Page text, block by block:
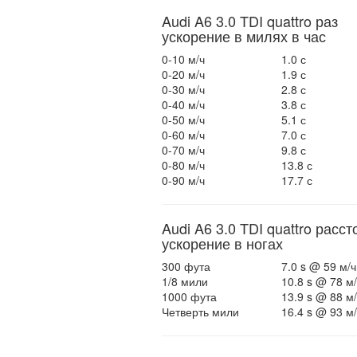
Audi A6 3.0 TDI quattro раз
ускорение в милях в час
0-10 м/ч
1.0 с
0-20 м/ч
1.9 с
0-30 м/ч
2.8 с
0-40 м/ч
3.8 с
0-50 м/ч
5.1 с
0-60 м/ч
7.0 с
0-70 м/ч
9.8 с
0-80 м/ч
13.8 с
0-90 м/ч
17.7 с
Audi A6 3.0 TDI quattro
ускорение в ногах
300 фута
7.0 s @ 59 м/ч
1/8 мили
10.8 s @ 78
1000 фута
13.9 s @ 88
Четверть мили
16.4 s @ 93